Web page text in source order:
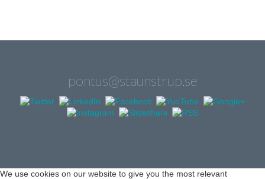
pontus@staunstrup.se
We use cookies on our website to give you the most relevant